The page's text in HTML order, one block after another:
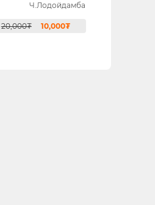
Ч.Лодойдамба
20,000₮ 10,000₮